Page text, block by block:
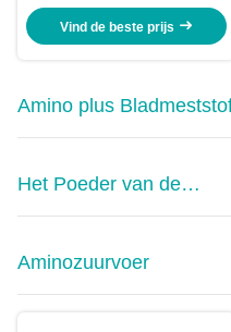
Vind de beste prijs
Amino plus
Het Poeder van de
aminozuurmeststof
Aminozuurvoer